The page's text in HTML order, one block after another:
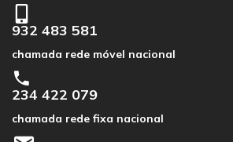
932 483 581
chamada rede móvel nacional
234 422 079
chamada rede fixa nacional